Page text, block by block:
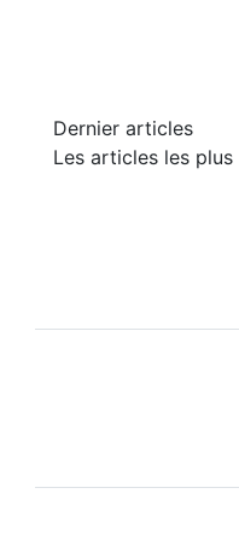
Dernier articles
Les articles les plus